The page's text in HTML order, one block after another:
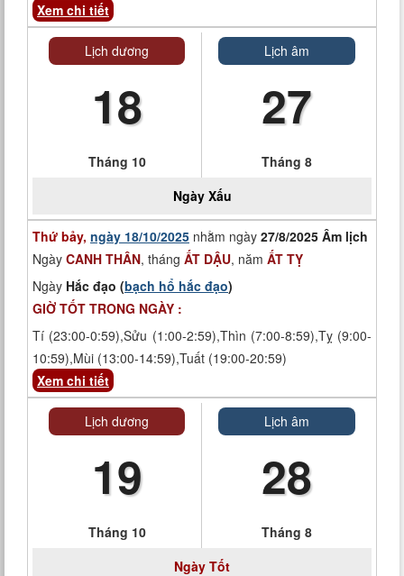
Xem chi tiết
Lịch dương
18
Tháng 10
Lịch âm
27
Tháng 8
Ngày Xấu
Thứ bảy, ngày 18/10/2025 nhằm ngày 27/8/2025 Âm lịch
Ngày CANH THÂN, tháng ẤT DẬU, năm ẤT TỴ
Ngày Hắc đạo (bạch hổ hắc đạo)
GIỜ TỐT TRONG NGÀY :
Tí (23:00-0:59),Sửu (1:00-2:59),Thìn (7:00-8:59),Tỵ (9:00-
10:59),Mùi (13:00-14:59),Tuất (19:00-20:59)
Xem chi tiết
Lịch dương
19
Tháng 10
Lịch âm
28
Tháng 8
Ngày Tốt